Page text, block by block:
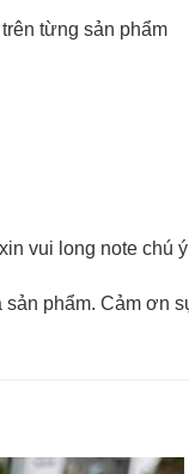
từng sản phẩm
vui long note chú
phẩm. Cảm ơn